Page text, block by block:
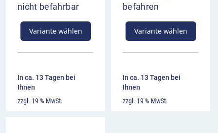
nicht befahrbar
Variante wählen
In ca. 13 Tagen bei
Ihnen
zzgl. 19 % MwSt.
befahren
Variante wählen
In ca. 13 Tagen bei
Ihnen
zzgl. 19 % MwSt.